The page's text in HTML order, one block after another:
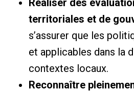
territoriales et de
s’assurer que les
et applicables dans la
contextes locaux.
Reconnaître